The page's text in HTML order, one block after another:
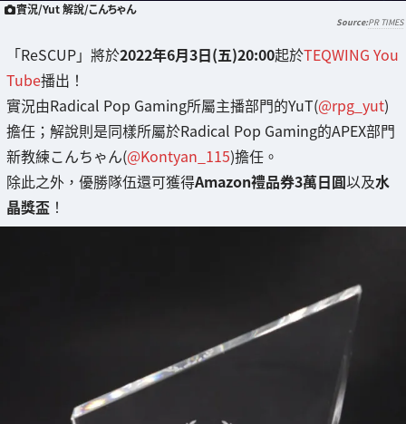
實況/Yut 解說/こんちゃん
PR TIMES
「ReSCUP」將於2022年6月3日(五)20:00起於TEQWING You
Tube播出！
實況由Radical Pop Gaming所屬主播部門的YuT(@rpg_yut)
擔任；解說則是同樣所屬於Radical Pop Gaming的APEX部門
新教練こんちゃん(@Kontyan_115)擔任。
除此之外，優勝隊伍還可獲得Amazon禮品券3萬日圓以及水
晶獎盃 ！